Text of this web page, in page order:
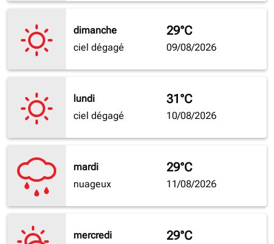
dimanche
ciel dégagé
29°C
09/08/2026
lundi
ciel dégagé
31°C
10/08/2026
mardi
nuageux
29°C
11/08/2026
mercredi
29°C